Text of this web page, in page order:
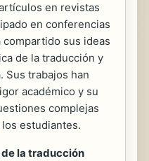
en revistas
en conferencias
sus ideas
de la traducción y
Sus trabajos han
académico y su
complejas
estudiantes.
la traducción